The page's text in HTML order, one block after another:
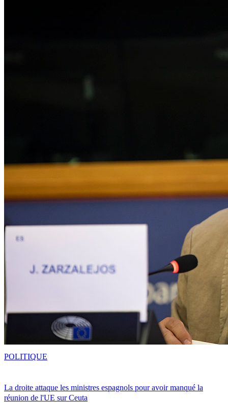
La droite attaque les ministres espagnols pour avoir manqué la
réunion de l'UE sur Ceuta
POLITIQUE